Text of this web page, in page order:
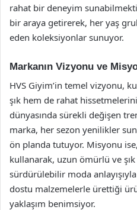
rahat bir deneyim
bir araya getirerek, her yaş
eden koleksiyonlar sunuyor.
Markanın Vizyonu ve
HVS Giyim’in temel vizyonu,
şık hem de rahat
dünyasında sürekli değişen
marka, her sezon yenilikler
ön planda tutuyor. Misyonu
kullanarak, uzun ömürlü ve
sürdürülebilir moda
dostu malzemelerle ürettiği
yaklaşım benimsiyor.